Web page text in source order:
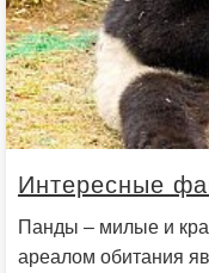
Интересные
Панды – милые и
ареалом обитания